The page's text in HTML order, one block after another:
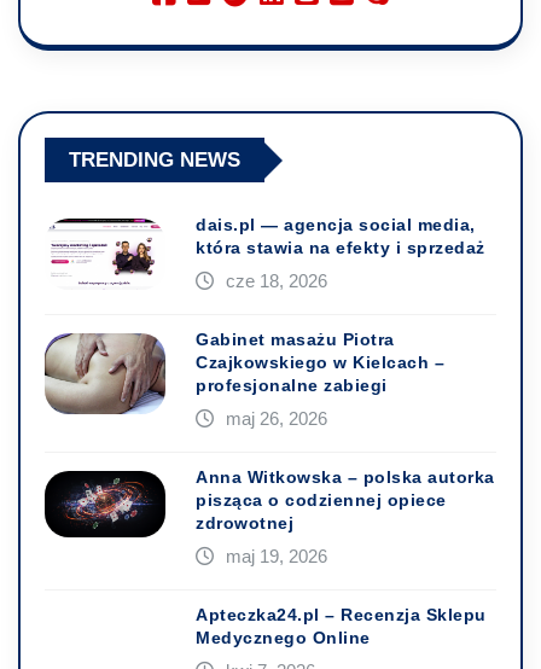
TRENDING NEWS
dais.pl — agencja social media,
która stawia na efekty i sprzedaż
cze 18, 2026
Gabinet masażu Piotra
Czajkowskiego w Kielcach –
profesjonalne zabiegi
maj 26, 2026
Anna Witkowska – polska autorka
pisząca o codziennej opiece
zdrowotnej
maj 19, 2026
Apteczka24.pl – Recenzja Sklepu
Medycznego Online